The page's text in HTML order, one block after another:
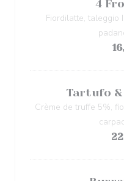
4
Fiordilatte, taleggio
Tartufo
Crème de truffe 5%,